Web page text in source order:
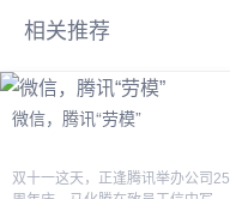
相关推荐
微信，腾讯“劳模”
双十一这天，正逢腾讯举办公司25